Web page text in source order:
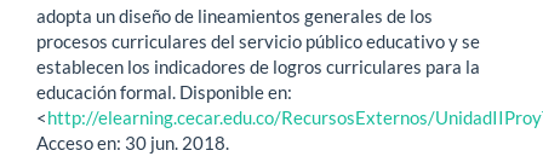
adopta un diseño de lineamientos generales de los
procesos curriculares del servicio público educativo y se
establecen los indicadores de logros curriculares para la
educación formal. Disponible en:
<http://elearning.cecar.edu.co/RecursosExternos/
Acceso en: 30 jun. 2018.